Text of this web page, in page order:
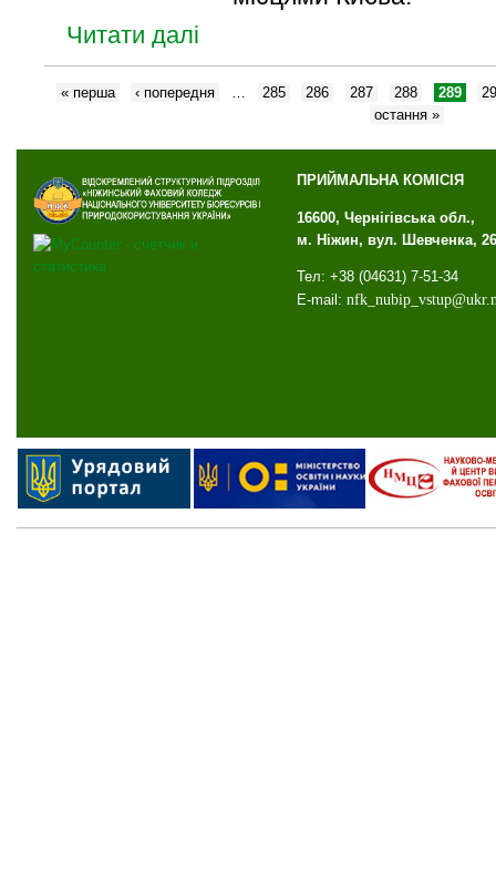
Читати далі
« перша ‹ попередня 285 286 287 288 289
остання »
ПРИЙМАЛЬНА КОМІСІЯ
16600, Чернігівська обл.,
м. Ніжин, вул. Шевченка, 26
Тел: +38 (04631) 7-51-34
E-mail: nfk_ nubip_ vstup@ukr.